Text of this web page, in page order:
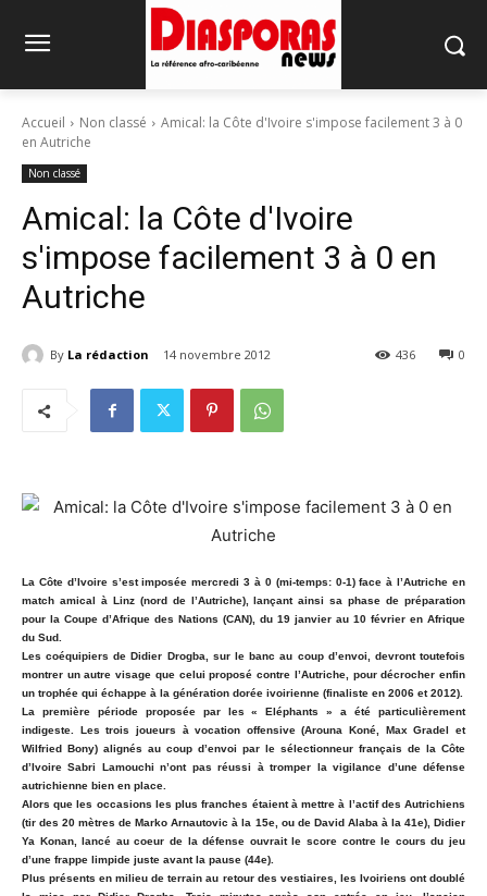
Accueil Non classé
Amical: la Côte d'Ivoire s'impose facilement 3 à 0
en Autriche
Non classé
Amical: la Côte d'Ivoire
s'impose facilement 3 à 0 en
Autriche
By La rédaction 14 novembre 2012 0
436
La Côte d’Ivoire s’est imposée mercredi 3 à 0 (mi-temps: 0-1) face à l’Autriche en
match amical à Linz (nord de l’Autriche), lançant ainsi sa phase de préparation
pour la Coupe d’Afrique des Nations (CAN), du 19 janvier au 10 février en Afrique
du Sud.
Les coéquipiers de Didier Drogba, sur le banc au coup d’envoi, devront toutefois
montrer un autre visage que celui proposé contre l’Autriche, pour décrocher enfin
un trophée qui échappe à la génération dorée ivoirienne (finaliste en 2006 et 2012).
La première période proposée par les « Eléphants » a été particulièrement
indigeste. Les trois joueurs à vocation offensive (Arouna Koné, Max Gradel et
Wilfried Bony) alignés au coup d’envoi par le sélectionneur français de la Côte
d’Ivoire Sabri Lamouchi n’ont pas réussi à tromper la vigilance d’une défense
autrichienne bien en place.
Alors que les occasions les plus franches étaient à mettre à l’actif des Autrichiens
(tir des 20 mètres de Marko Arnautovic à la 15e, ou de David Alaba à la 41e), Didier
Ya Konan, lancé au coeur de la défense ouvrait le score contre le cours du jeu
d’une frappe limpide juste avant la pause (44e).
Plus présents en milieu de terrain au retour des vestiaires, les Ivoiriens ont doublé